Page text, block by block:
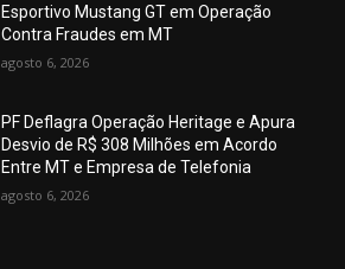
Esportivo Mustang GT em Operação
Contra Fraudes em MT
agosto 6, 2026
PF Deflagra Operação Heritage e Apura
Desvio de R$ 308 Milhões em Acordo
Entre MT e Empresa de Telefonia
agosto 6, 2026